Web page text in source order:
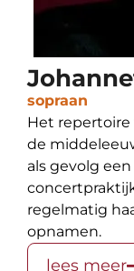
sopraan
Het
de
als gevolg
regelmatig
opnamen.
lees meer